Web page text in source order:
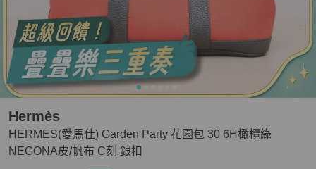
HERMES(愛馬仕) Garden Party 花園包 30 6H橄欖綠
NEGONA皮/帆布 C刻 銀扣
Hermès